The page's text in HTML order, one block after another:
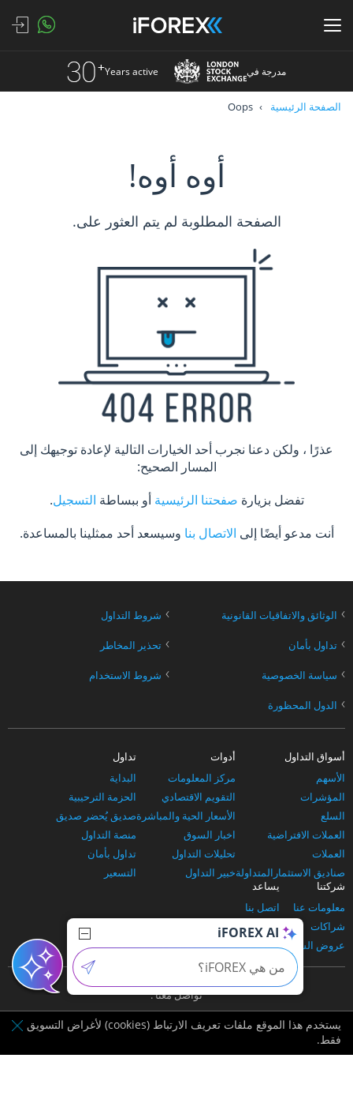
يستخدم هذا الموقع ملفات تعريف الارتباط (cookies) لأغراض التسويق
فقط.
مدرجة في Years active
الصفحة الرئيسية Oops
أوه أوه!
الصفحة المطلوبة لم يتم العثور على.
عذرًا ، ولكن دعنا نجرب أحد الخيارات التالية لإعادة توجيهك إلى
المسار الصحيح:
تفضل بزيارة صفحتنا الرئيسيةأو ببساطة التسجيل.
أنت مدعو أيضًا إلى الاتصال بنا وسيسعد أحد ممثلينا بالمساعدة.
› الوثائق والاتفاقيات القانونية › شروط التداول
› تداول بأمان › تحذير المخاطر
› سياسة الخصوصية › شروط الاستخدام
› الدول المحظورة
أسواق التداول
الأسهم
المؤشرات
السلع
العملات الافتراضية
العملات
صناديق الاستثمارالمتداولة
أدوات
مركز المعلومات
التقويم الاقتصادي
الأسعار الحية والمباشرة
اخبار السوق
تحليلات التداول
خبير التداول
تداول
البداية
الحزمة الترحيبية
صديق يُحضر صديق
منصة التداول
تداول بأمان
التسعير
شركتنا
معلومات عنا
شراكات
عروض الشركاء
يساعد
اتصل بنا
الدعم والأسئلة الشائعة
وسائل الإدياع
تواصل معنا :
iFOREX AI